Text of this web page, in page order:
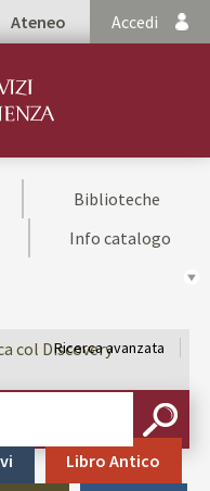
Ateneo Accedi
Biblioteche
Info catalogo
col Discovery
Libro Antico
Ricerca avanzata
CERCA